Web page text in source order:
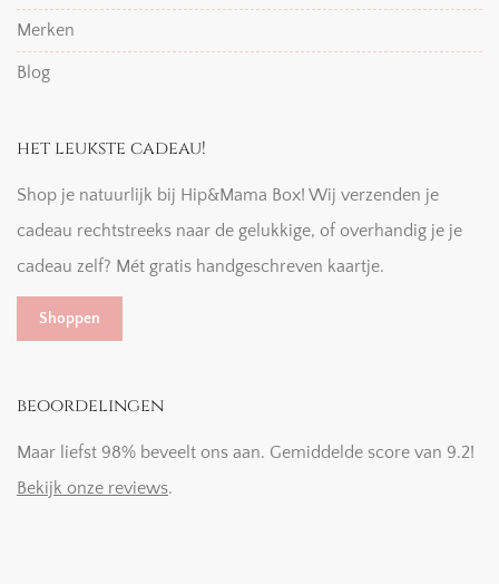
Merken
Blog
het leukste cadeau!
Shop je natuurlijk bij Hip&Mama Box! Wij verzenden je
cadeau rechtstreeks naar de gelukkige, of overhandig je je
cadeau zelf? Mét gratis handgeschreven kaartje.
Shoppen
beoordelingen
Maar liefst 98% beveelt ons aan. Gemiddelde score van 9.2!
Bekijk onze reviews.